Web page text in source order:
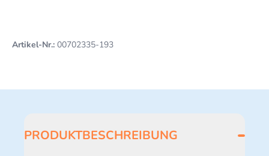
Artikel-Nr.: 00702335-193
PRODUKTBESCHREIBUNG